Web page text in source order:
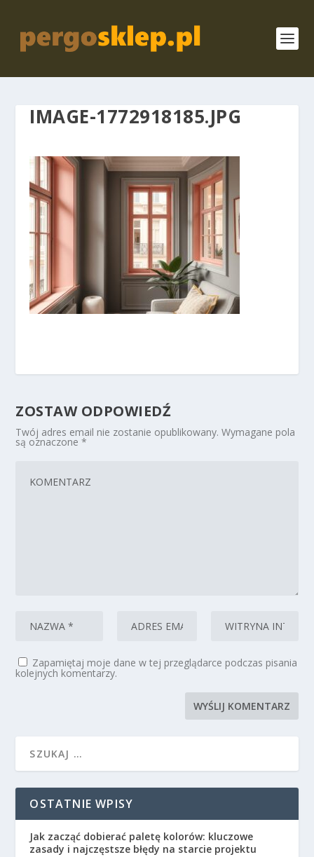
IMAGE-1772918185.JPG
ZOSTAW ODPOWIEDŹ
Twój adres email nie zostanie opublikowany. Wymagane pola
są oznaczone*
Zapamiętaj moje dane w tej przeglądarce podczas pisania
kolejnych komentarzy.
OSTATNIE WPISY
Jak zacząć dobierać paletę kolorów: kluczowe
zasady i najczęstsze błędy na starcie projektu